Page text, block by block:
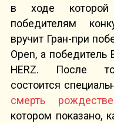
в ходе
победителям
вручит Гран-при
Open, а победитель
HERZ. После
состоится
смерть
котором показано,